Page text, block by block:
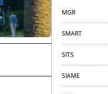
MGR
SMART
SITS
SIAME